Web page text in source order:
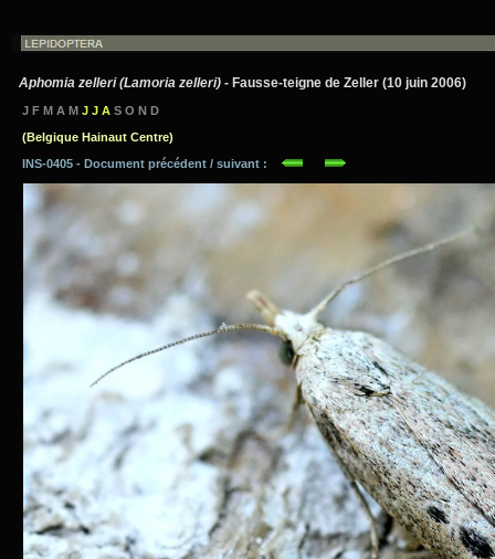
Aphomia zelleri (Lamoria zelleri) - Fausse-teigne de Zeller (10 juin 2006)
J F M A M J J A S O N D
(Belgique Hainaut Centre)
INS-0405 - Document précédent / suivant :